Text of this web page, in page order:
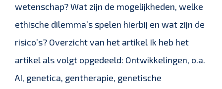
wetenschap? Wat zijn de mogelijkheden, welke
ethische dilemma’s spelen hierbij en wat zijn de
risico’s? Overzicht van het artikel Ik heb het
artikel als volgt opgedeeld: Ontwikkelingen, o.a.
AI, genetica, gentherapie, genetische